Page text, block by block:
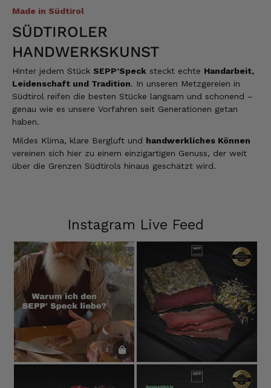
Made in Südtirol
SÜDTIROLER
HANDWERKSKUNST
Hinter jedem Stück SEPP’Speck steckt echte Handarbeit,
Leidenschaft und Tradition. In unseren Metzgereien in
Südtirol reifen die besten Stücke langsam und schonend –
genau wie es unsere Vorfahren seit Generationen getan
haben.
Mildes Klima, klare Bergluft und handwerkliches Können
vereinen sich hier zu einem einzigartigen Genuss, der weit
über die Grenzen Südtirols hinaus geschätzt wird.
Instagram Live Feed